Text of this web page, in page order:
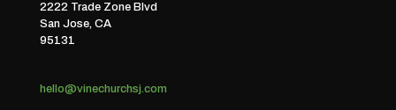
2222 Trade Zone Blvd
San Jose, CA
95131
hello@vinechurchsj.com